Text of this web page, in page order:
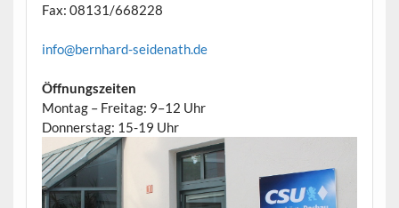
Fax: 08131/668228
info@bernhard-seidenath.de
Öffnungszeiten
Montag – Freitag: 9–12 Uhr
Donnerstag: 15-19 Uhr